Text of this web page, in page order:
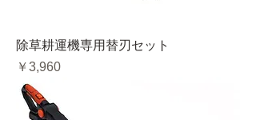
除草耕運機専用替刃セット
価格
￥3,960